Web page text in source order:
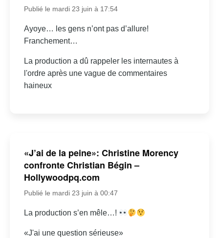
Publié le mardi 23 juin à 17:54
Ayoye… les gens n’ont pas d’allure!
Franchement…
La production a dû rappeler les internautes à
l'ordre après une vague de commentaires
haineux
«J’ai de la peine»: Christine Morency
confronte Christian Bégin –
Hollywoodpq.com
Publié le mardi 23 juin à 00:47
La production s’en mêle…!
«J'ai une question sérieuse»